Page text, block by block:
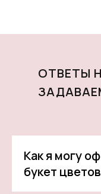
ОТВЕТЫ
Как я могу
букет